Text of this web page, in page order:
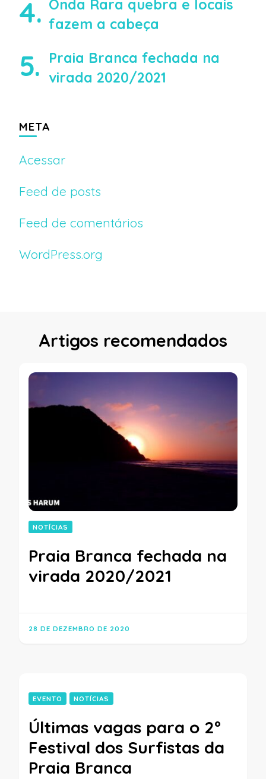
Onda Rara quebra e locais
fazem a cabeça
Praia Branca fechada na
virada 2020/2021
META
Acessar
Feed de posts
Feed de comentários
WordPress.org
Artigos recomendados
NOTÍCIAS
Praia Branca fechada na
virada 2020/2021
28 DE DEZEMBRO DE 2020
EVENTO NOTÍCIAS
Últimas vagas para o 2º
Festival dos Surfistas da
Praia Branca